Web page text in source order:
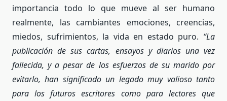
importancia todo lo que mueve al ser humano
realmente, las cambiantes emociones, creencias,
miedos, sufrimientos, la vida en estado puro. “La
publicación de sus cartas, ensayos y diarios una vez
fallecida, y a pesar de los esfuerzos de su marido por
evitarlo, han significado un legado muy valioso tanto
para los futuros escritores como para lectores que